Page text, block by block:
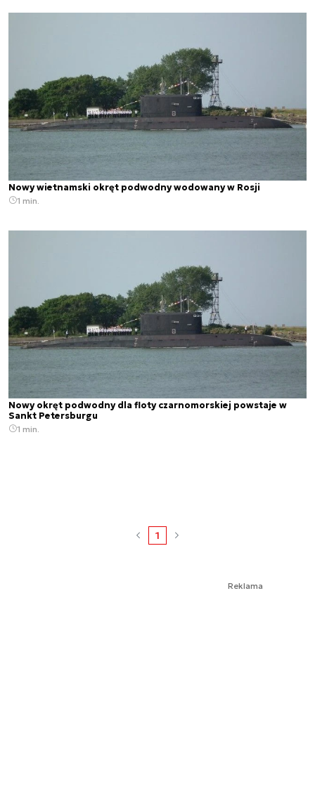
Nowy wietnamski okręt podwodny wodowany w Rosji
1 min.
Nowy okręt podwodny dla floty czarnomorskiej powstaje w
Sankt Petersburgu
1 min.
1
Reklama